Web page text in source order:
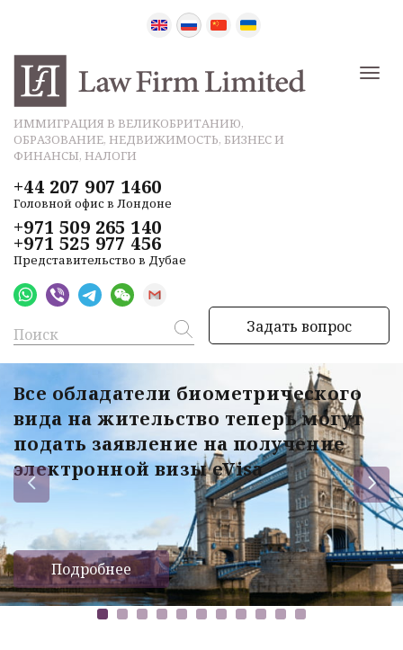
ИММИГРАЦИЯ В ВЕЛИКОБРИТАНИЮ,
ОБРАЗОВАНИЕ, НЕДВИЖИМОСТЬ, БИЗНЕС И
ФИНАНСЫ, НАЛОГИ
+44 207 907 1460
Головной офис в Лондоне
+971 509 265 140
+971 525 977 456
Представительство в Дубае
Задать вопрос
Все обладатели биометрического
вида на жительство теперь могут
подать заявление на получение
электронной визы eVisa
Подробнее